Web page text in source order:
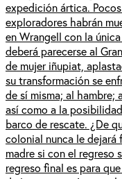
expedición ártica.
exploradores habrán
en Wrangell con la
deberá parecerse al
de mujer iñupiat,
su transformación se
de sí misma; al hambre;
así como a la
barco de rescate. ¿De
colonial nunca le dejará
madre si con el regreso
regreso final es para